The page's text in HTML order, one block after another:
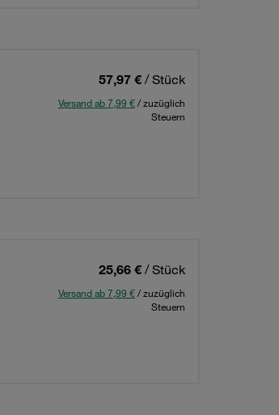
57,97 € / Stück
Versand ab 7,99 €/ zuzüglich
Steuern
25,66 € / Stück
Versand ab 7,99 €/ zuzüglich
Steuern